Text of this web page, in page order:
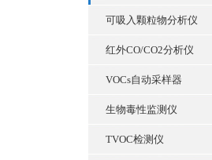
可吸入颗粒物分析仪
红外CO/CO2分析仪
VOCs自动采样器
生物毒性监测仪
TVOC检测仪